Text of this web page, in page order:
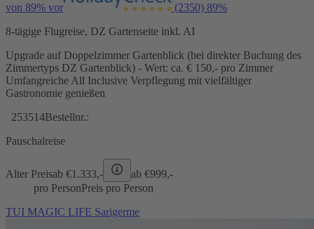
von 89% vor (2350) 89%
8-tägige Flugreise, DZ Gartenseite inkl. AI
Upgrade auf Doppelzimmer Gartenblick (bei direkter Buchung des
Zimmertyps DZ Gartenblick) - Wert: ca. € 150,- pro Zimmer
Umfangreiche All Inclusive Verpflegung mit vielfältiger
Gastronomie genießen
253514Bestellnr.:
Pauschalreise
Alter Preisab €1.333,- ab €999,-
pro PersonPreis pro Person
TUI MAGIC LIFE Sarigerme